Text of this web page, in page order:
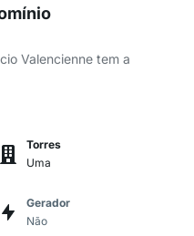
Valencienne tem a
Torres
Uma
Gerador
Não